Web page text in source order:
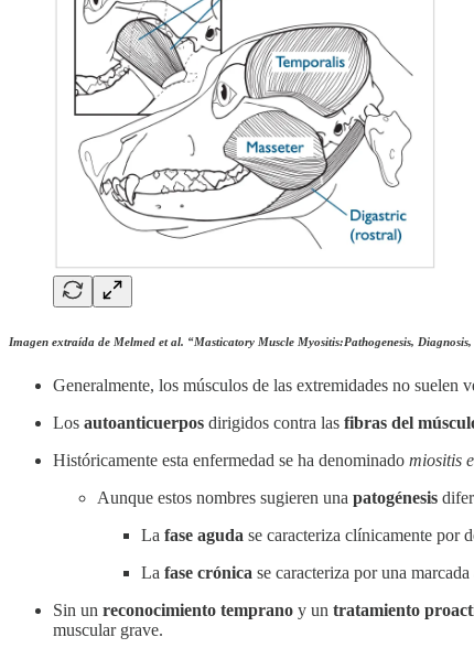
Imagen extraída de Melmed et al. “Masticatory Muscle Myositis:Pathogenesis,
Generalmente, los músculos de las extremidades no suelen
Los autoanticuerpos dirigidos contra las fibras del
Históricamente esta enfermedad se ha denominado miositis
Aunque estos nombres sugieren una patogénesis
La fase aguda se caracteriza clínicamente por
La fase crónica se caracteriza por una
Sin un reconocimiento temprano y un tratamiento
muscular grave.